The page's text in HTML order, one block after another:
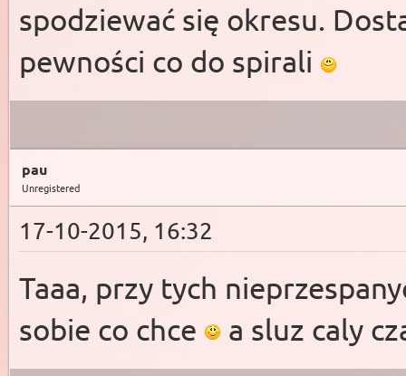
spodziewać się okresu.
pewności co do spirali
pau
Unregistered
17-10-2015, 16:32
Taaa, przy tych
sobie co chce
a sluz caly